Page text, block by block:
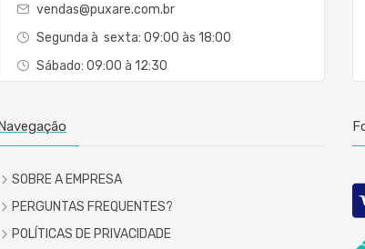
vendas@puxare.com.br
Segunda à sexta: 09:00 às 18:00
Sábado: 09:00 à 12:30
SOBRE A EMPRESA
PERGUNTAS FREQUENTES?
POLÍTICAS DE PRIVACIDADE